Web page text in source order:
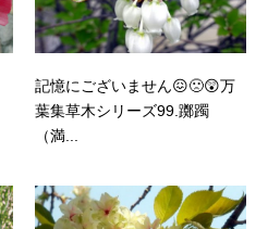
記憶にございません😖🙁😲万
葉集草木シリーズ99.躑躅
（満...